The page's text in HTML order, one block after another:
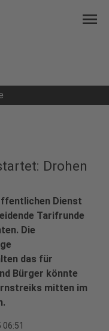
menu
Drohen
Dienst
Tarifrunde
Die
das für
Bürger könnte
mitten im